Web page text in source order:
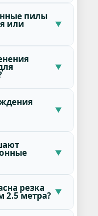
пилы
или
резка
2.5 метра?